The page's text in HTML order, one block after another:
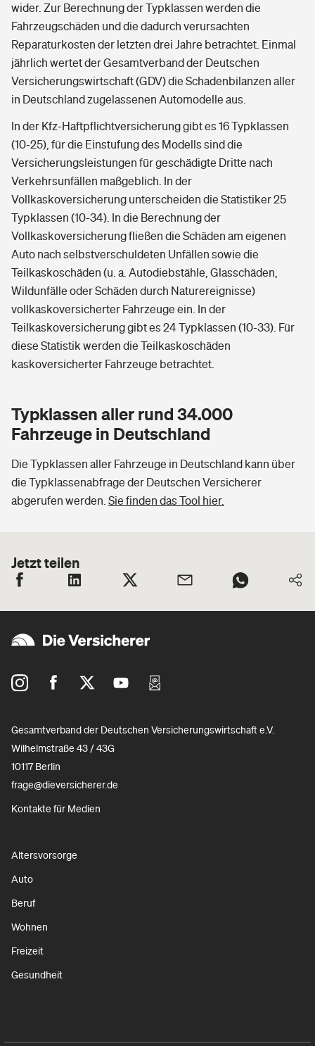
wider. Zur Berechnung der Typklassen werden die
Fahrzeugschäden und die dadurch verursachten
Reparaturkosten der letzten drei Jahre betrachtet. Einmal
jährlich wertet der Gesamtverband der Deutschen
Versicherungswirtschaft (GDV) die Schadenbilanzen aller
in Deutschland zugelassenen Automodelle aus.
In der Kfz-Haftpflichtversicherung gibt es 16 Typklassen
(10-25), für die Einstufung des Modells sind die
Versicherungsleistungen für geschädigte Dritte nach
Verkehrsunfällen maßgeblich. In der
Vollkaskoversicherung unterscheiden die Statistiker 25
Typklassen (10-34). In die Berechnung der
Vollkaskoversicherung fließen die Schäden am eigenen
Auto nach selbstverschuldeten Unfällen sowie die
Teilkaskoschäden (u. a. Autodiebstähle, Glasschäden,
Wildunfälle oder Schäden durch Naturereignisse)
vollkaskoversicherter Fahrzeuge ein. In der
Teilkaskoversicherung gibt es 24 Typklassen (10-33). Für
diese Statistik werden die Teilkaskoschäden
kaskoversicherter Fahrzeuge betrachtet.
Typklassen aller rund 34.000
Fahrzeuge in Deutschland
Die Typklassen aller Fahrzeuge in Deutschland kann über
die Typklassenabfrage der Deutschen Versicherer
abgerufen werden. Sie finden das Tool hier.
Jetzt teilen
Gesamtverband der Deutschen Versicherungswirtschaft e.V.
Wilhelmstraße 43 / 43G
10117 Berlin
frage@dieversicherer.de
Kontakte für Medien
Altersvorsorge
Auto
Beruf
Wohnen
Freizeit
Gesundheit